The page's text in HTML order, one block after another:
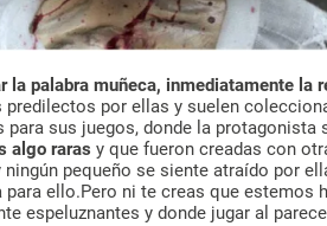
la palabra muñeca, inmediatamente la
predilectos por ellas y suelen
para sus juegos, donde la protagonista
algo raras y que fueron creadas con
ningún pequeño se siente atraído por
para ello.Pero ni te creas que estemos
espeluznantes y donde jugar al